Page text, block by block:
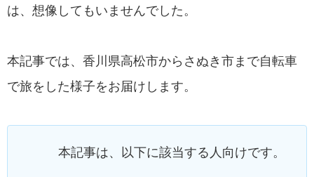
は、想像してもいませんでした。
本記事では、香川県高松市からさぬき市まで自転車
で旅をした様子をお届けします。
本記事は、以下に該当する人向けです。